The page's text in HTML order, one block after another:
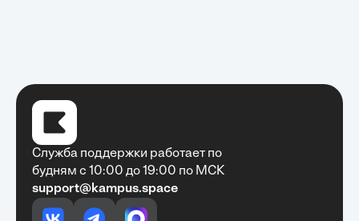
Очень быстро, недорого, качественно,
доступно
Служба поддержки работает по
будням с 10:00 до 19:00 по МСК
support@kampus.space